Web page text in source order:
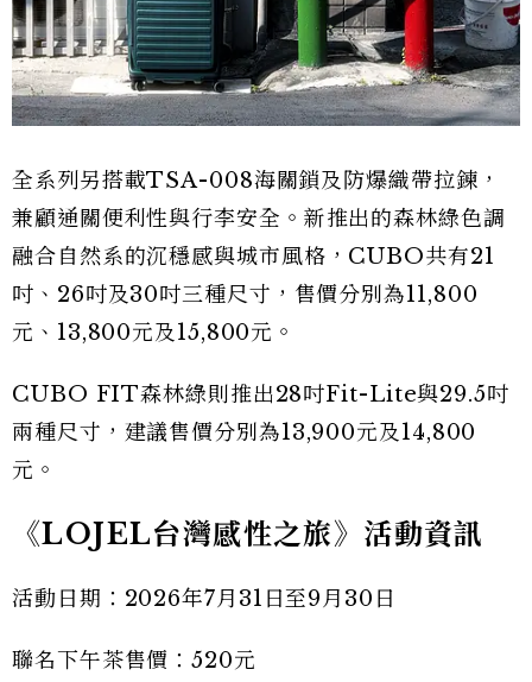
全系列另搭載TSA-008海關鎖及防爆織帶拉鍊，
兼顧通關便利性與行李安全。新推出的森林綠色調
融合自然系的沉穩感與城市風格，CUBO共有21
吋、26吋及30吋三種尺寸，售價分別為11,800
元、13,800元及15,800元。
CUBO FIT森林綠則推出28吋Fit-Lite與29.5吋
兩種尺寸，建議售價分別為13,900元及14,800
元。
《LOJEL台灣感性之旅》活動資訊
活動日期：2026年7月31日至9月30日
聯名下午茶售價：520元